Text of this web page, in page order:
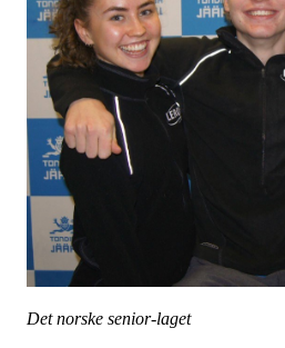
Det norske senior-laget